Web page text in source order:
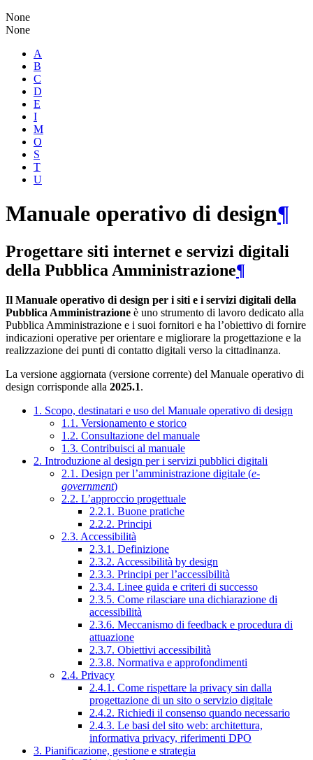
None
None
A
B
C
D
E
I
M
O
S
T
U
Manuale operativo di design¶
Progettare siti internet e servizi digitali
della Pubblica Amministrazione¶
Il Manuale operativo di design per i siti e i servizi digitali della
Pubblica Amministrazione è uno strumento di lavoro dedicato alla
Pubblica Amministrazione e i suoi fornitori e ha l’obiettivo di fornire
indicazioni operative per orientare e migliorare la progettazione e la
realizzazione dei punti di contatto digitali verso la cittadinanza.
La versione aggiornata (versione corrente) del Manuale operativo di
design corrisponde alla 2025.1.
1. Scopo, destinatari e uso del Manuale operativo di design
1.1. Versionamento e storico
1.2. Consultazione del manuale
1.3. Contribuisci al manuale
2. Introduzione al design per i servizi pubblici digitali
2.1. Design per l’amministrazione digitale (e-
government)
2.2. L’approccio progettuale
2.2.1. Buone pratiche
2.2.2. Principi
2.3. Accessibilità
2.3.1. Definizione
2.3.2. Accessibilità by design
2.3.3. Principi per l’accessibilità
2.3.4. Linee guida e criteri di successo
2.3.5. Come rilasciare una dichiarazione di
accessibilità
2.3.6. Meccanismo di feedback e procedura di
attuazione
2.3.7. Obiettivi accessibilità
2.3.8. Normativa e approfondimenti
2.4. Privacy
2.4.1. Come rispettare la privacy sin dalla
progettazione di un sito o servizio digitale
2.4.2. Richiedi il consenso quando necessario
2.4.3. Le basi del sito web: architettura,
informativa privacy, riferimenti DPO
3. Pianificazione, gestione e strategia